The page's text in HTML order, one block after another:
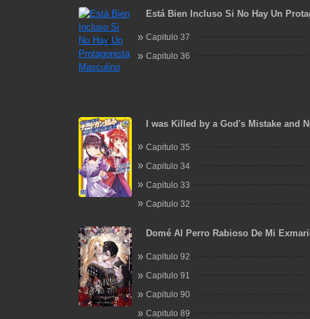
Está Bien Incluso Si No Hay Un
Capitulo 37
Capitulo 36
I was Killed by a God's Mistake and
World
Capitulo 35
Capitulo 34
Capitulo 33
Capitulo 32
Domé Al Perro Rabioso De Mi
Capitulo 92
Capitulo 91
Capitulo 90
Capitulo 89